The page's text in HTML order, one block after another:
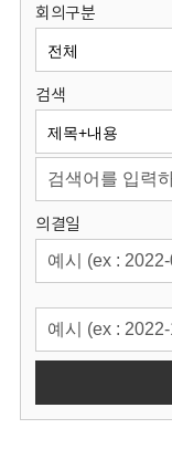
회의구분
검색
의결일